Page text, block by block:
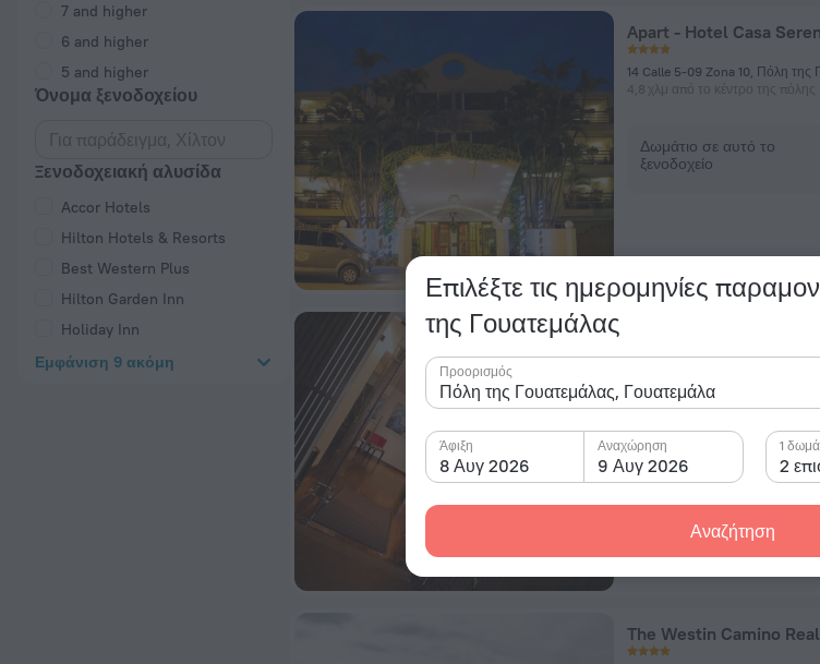
Επιλέξτε τις ημερομηνίες
της Γουατεμάλας
Προορισμός
8 Αυγ 2026
Άφιξη
9 Αυγ 2026
Αναχώρηση
2
1
Αναζήτηση
7 and higher
6 and higher
5 and higher
Όνομα ξενοδοχείου
Ξενοδοχειακή αλυσίδα
Accor Hotels
Hilton Hotels & Resorts
Best Western Plus
Hilton Garden Inn
Holiday Inn
Εμφάνιση 9 ακόμη
Apart - Hotel Casa
14 Calle 5-09 Zona 10, Πόλη της
4,8 χλμ από το κέντρο της πόλης
Δωμάτιο σε αυτό το
ξενοδοχείο
4,9 χλμ από το κέντρο της πόλης
Δωμάτιο σε αυτό το
ξενοδοχείο
The Westin Camino